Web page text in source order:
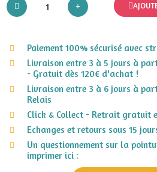
Paiement 100% sécurisé avec
Livraison entre 3 à 5 jours à
- Gratuit dès 120€ d'achat !
Livraison entre 3 à 6 jours à
Relais
Click & Collect - Retrait gratuit
Echanges et retours sous 15
Un questionnement sur la
imprimer ici :